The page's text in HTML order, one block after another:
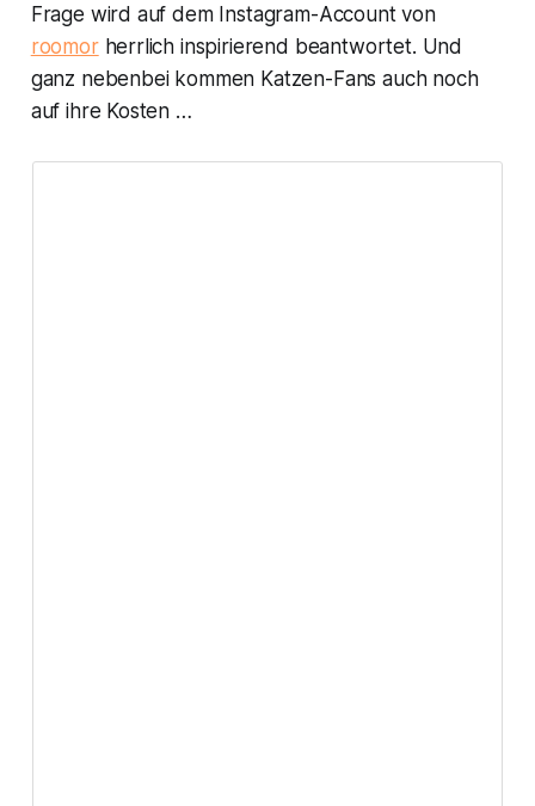
Frage wird auf dem Instagram-Account von
roomorherrlich inspirierend beantwortet. Und
ganz nebenbei kommen Katzen-Fans auch noch
auf ihre Kosten …